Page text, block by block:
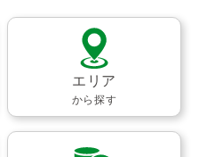
エリア
から探す